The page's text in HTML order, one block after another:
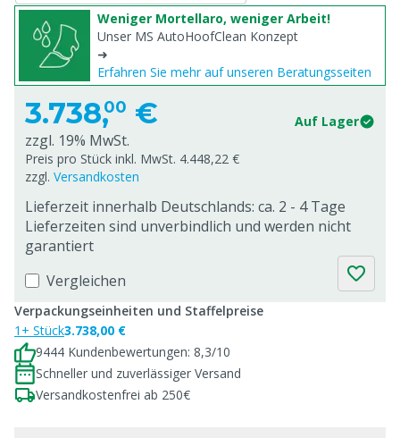
Weniger Mortellaro, weniger Arbeit!
Unser MS AutoHoofClean Konzept
➜
Erfahren Sie mehr auf unseren Beratungsseiten
3.738,00 € Auf Lager
zzgl. 19% MwSt.
Preis pro Stück inkl. MwSt. 4.448,22 €
zzgl. Versandkosten
Lieferzeit innerhalb Deutschlands: ca. 2 - 4 Tage
Lieferzeiten sind unverbindlich und werden nicht
garantiert
Vergleichen
Verpackungseinheiten und Staffelpreise
1+ Stück3.738,00 €
9444 Kundenbewertungen: 8,3/10
Schneller und zuverlässiger Versand
Versandkostenfrei ab 250€